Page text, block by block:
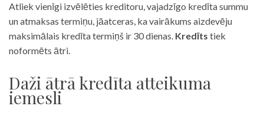
Atliek vienīgi izvēlēties kreditoru, vajadzīgo kredīta summu
un atmaksas termiņu, jāatceras, ka vairākums aizdevēju
maksimālais kredīta termiņš ir 30 dienas. Kredīts tiek
noformēts ātri.
Daži ātrā kredīta atteikuma
iemesli